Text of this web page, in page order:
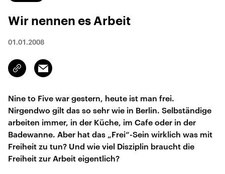
Wir nennen es Arbeit
01.01.2008
Link
kopieren/teilen
Email
Nine to Five war gestern, heute ist man frei.
Nirgendwo gilt das so sehr wie in Berlin. Selbständige
arbeiten immer, in der Küche, im Cafe oder in der
Badewanne. Aber hat das „Frei“-Sein wirklich was mit
Freiheit zu tun? Und wie viel Disziplin braucht die
Freiheit zur Arbeit eigentlich?